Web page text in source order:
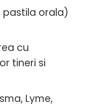
pastila orala)
cu
tineri si
Lyme,